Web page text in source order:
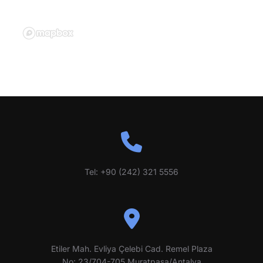
Tel: +90 (242) 321 5556
Etiler Mah. Evliya Çelebi Cad. Remel Plaza